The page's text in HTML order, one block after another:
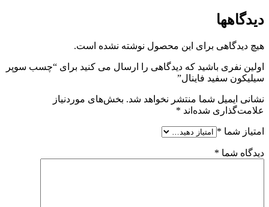
دیدگاهها
هیچ دیدگاهی برای این محصول نوشته نشده است.
اولین نفری باشید که دیدگاهی را ارسال می کنید برای “چسب سوپر
سیلیکون سفید فاینال”
نشانی ایمیل شما منتشر نخواهد شد. بخش‌های موردنیاز
علامت‌گذاری شده‌اند *
امتیاز شما *
دیدگاه شما *